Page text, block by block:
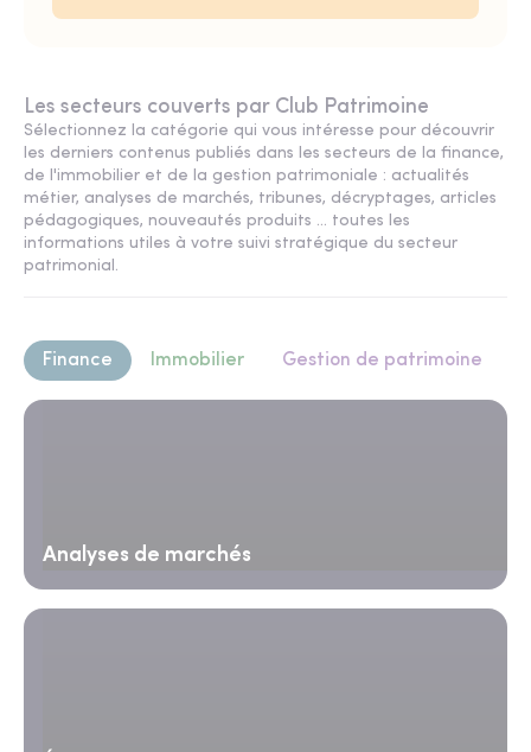
Les secteurs couverts par Club Patrimoine
Sélectionnez la catégorie qui vous intéresse pour découvrir
les derniers contenus publiés dans les secteurs de la finance,
de l'immobilier et de la gestion patrimoniale : actualités
métier, analyses de marchés, tribunes, décryptages, articles
pédagogiques, nouveautés produits ... toutes les
informations utiles à votre suivi stratégique du secteur
patrimonial.
Finance Immobilier Gestion de patrimoine
Analyses de marchés